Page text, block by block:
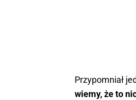
Przypomniał
wiemy, że to